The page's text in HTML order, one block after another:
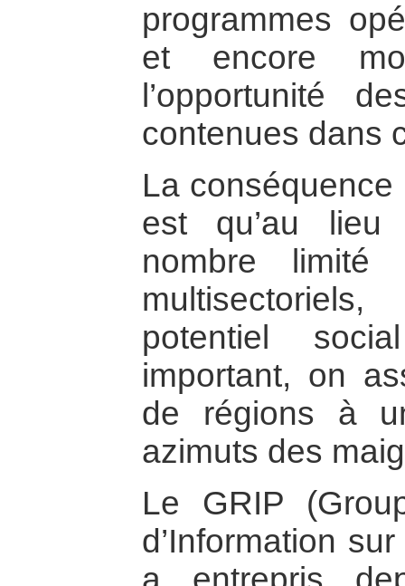
programmes
et encore
l’opportunité
contenues dans
La
est qu’au lieu
nombre limité
potentiel
important, on
de régions à
azimuts des
Le GRIP
d’Information